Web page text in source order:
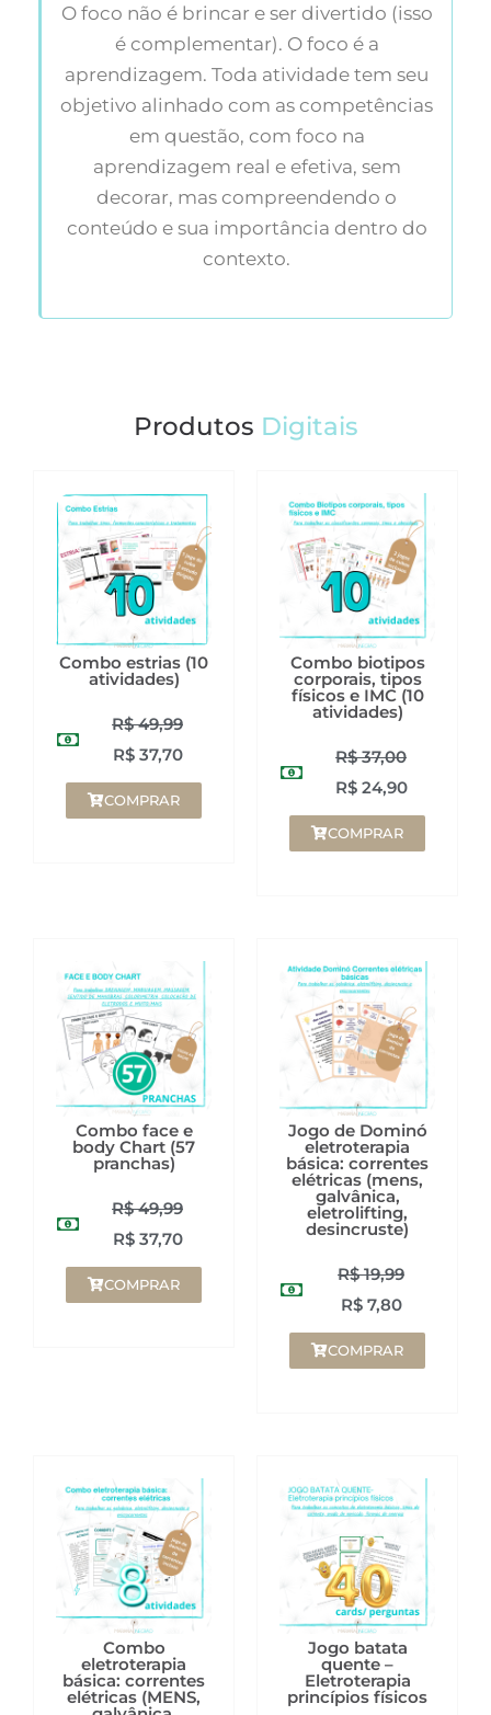
O foco não é brincar e ser divertido (isso
é complementar). O foco é a
aprendizagem. Toda atividade tem seu
objetivo alinhado com as competências
em questão, com foco na
aprendizagem real e efetiva, sem
decorar, mas compreendendo o
conteúdo e sua importância dentro do
contexto.
Produtos Digitais
Combo estrias (10
atividades)
R$49,99
R$37,70
COMPRAR
Combo biotipos
corporais, tipos
físicos e IMC (10
atividades)
R$37,00
R$24,90
COMPRAR
Combo face e
body Chart (57
pranchas)
R$49,99
R$37,70
COMPRAR
Jogo de Dominó
eletroterapia
básica: correntes
elétricas (mens,
galvânica,
eletrolifting,
desincruste)
R$19,99
R$7,80
COMPRAR
Combo
eletroterapia
básica: correntes
elétricas (MENS,
Jogo batata
quente –
Eletroterapia
princípios físicos